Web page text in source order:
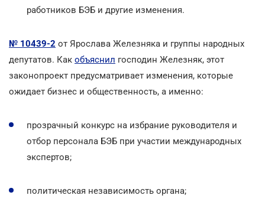
работников БЭБ и другие изменения.
№ 10439-2 от Ярослава Железняка и группы народных
депутатов. Как объяснил господин Железняк, этот
законопроект предусматривает изменения, которые
ожидает бизнес и общественность, а именно:
прозрачный конкурс на избрание руководителя и
отбор персонала БЭБ при участии международных
экспертов;
политическая независимость органа;